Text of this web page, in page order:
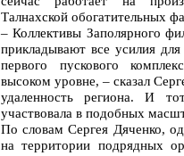
Талнахской обогатительных
– Коллективы Заполярного
прикладывают все усилия
первого пускового
высоком уровне, – сказал
удаленность региона. И
участвовала в подобных
По словам Сергея Дяченко,
на территории подрядных